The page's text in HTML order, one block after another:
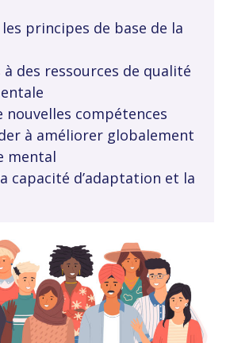
principes de base de la
à des ressources de qualité
nouvelles compétences
à améliorer globalement
mental
capacité d’adaptation et la